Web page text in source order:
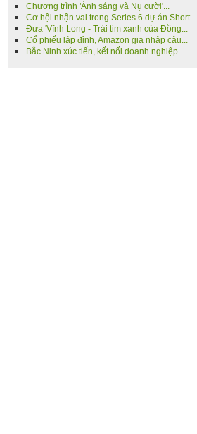
Chương trình 'Ánh sáng và Nụ cười'...
Cơ hội nhận vai trong Series 6 dự án Short...
Đưa 'Vĩnh Long - Trái tim xanh của Đồng...
Cổ phiếu lập đỉnh, Amazon gia nhập câu...
Bắc Ninh xúc tiến, kết nối doanh nghiệp...